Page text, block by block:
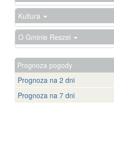
Kultura
O Gminie Reszel
Prognoza pogody
Prognoza na 2 dni
Prognoza na 7 dni